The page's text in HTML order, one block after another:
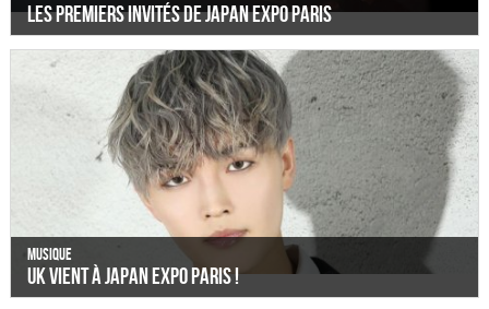
Les premiers invités de Japan Expo Paris
Musique
UK vient à Japan Expo Paris !